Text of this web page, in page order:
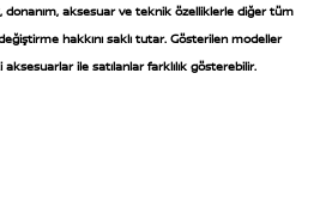
donanım, aksesuar ve teknik özelliklerle diğer tüm
hakkını saklı tutar. Gösterilen modeller
ile satılanlar farklılık gösterebilir.